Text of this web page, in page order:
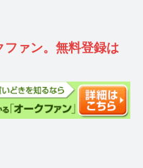
ァン。無料登録は